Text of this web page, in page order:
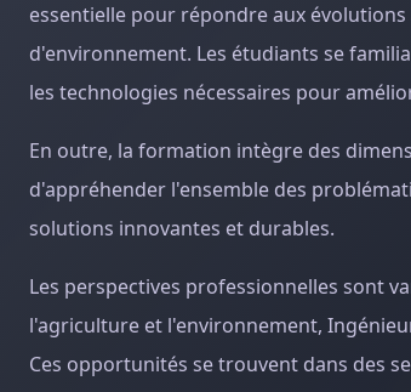
essentielle pour répondre aux
d'environnement. Les étudiants se
les technologies nécessaires pour
En outre, la formation intègre des
d'appréhender l'ensemble des
solutions innovantes et durables.
Les perspectives professionnelles sont
l'agriculture et l'environnement,
Ces opportunités se trouvent dans des